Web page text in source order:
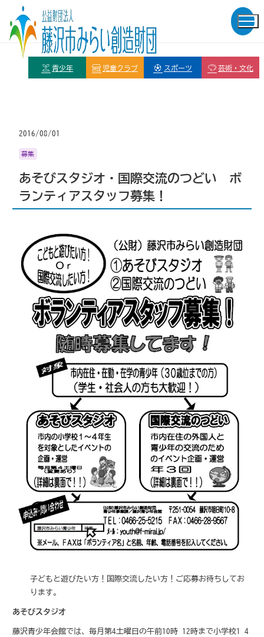
青少年 児童クラブ スポーツ 芸術・文化
2016/08/01
募集
あそびスタジオ・国際交流のつどい ボ
ランティアスタッフ募集！
子どもと遊びたい方！国際交流したい方！ご応募お待ちしてお
ります。
あそびスタジオ
藤沢青少年会館では、毎月第4土曜日の午前10時-12時まで小学校1-4